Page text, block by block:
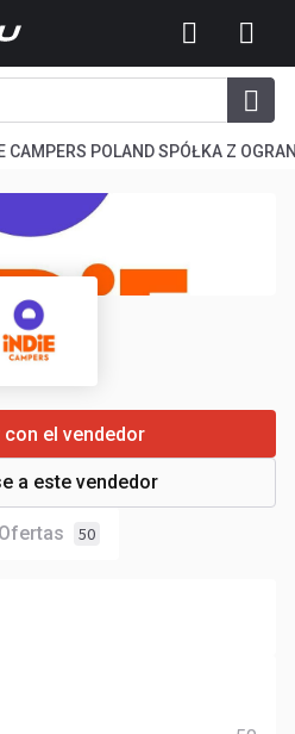
CAMPERS POLAND SPÓŁKA Z
Ofertas 50
el vendedor
a este vendedor